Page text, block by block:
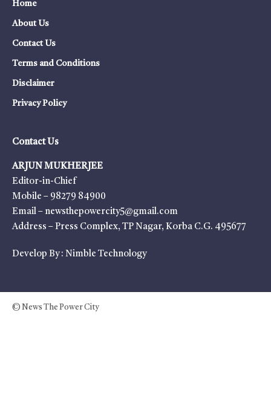
Home
About Us
Contact Us
Terms and Conditions
Disclaimer
Privacy Policy
Contact Us
ARJUN MUKHERJEE
Editor-in-Chief
Mobile – 98279 84900
Email – newsthepowercity5@gmail.com
Address – Press Complex, TP Nagar, Korba C.G. 495677
Develop By : Nimble Technology
© News The Power City